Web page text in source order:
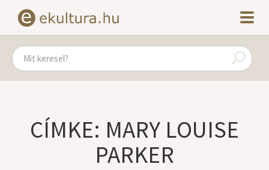
CÍMKE: MARY LOUISE
PARKER